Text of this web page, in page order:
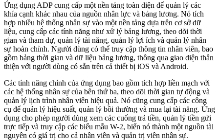
Ứng dụng ADP cung cấp một nền tảng toàn diện để quản lý các
khía cạnh khác nhau của nguồn nhân lực và bảng lương. Nó tích
hợp nhiều hệ thống nhân sự vào một nền tảng dựa trên cơ sở dữ
liệu, cung cấp các tính năng như xử lý bảng lương, theo dõi thời
gian và tham dự, quản lý tài năng, quản lý lợi ích và quản lý nhân
sự hoàn chỉnh. Người dùng có thể truy cập thông tin nhân viên, bao
gồm bảng thời gian và dữ liệu bảng lương, thông qua giao diện thân
thiện với người dùng có sẵn trên cả thiết bị iOS và Android.
Các tính năng chính của ứng dụng bao gồm tích hợp liền mạch với
các hệ thống nhân sự của bên thứ ba, theo dõi thời gian tự động và
quản lý lịch trình nhân viên hiệu quả. Nó cũng cung cấp các công
cụ để quản lý hiệu suất, quản lý bồi thường và mua lại tài năng. Ứng
dụng cho phép người dùng xem các cuống trả tiền, quản lý tiền gửi
trực tiếp và truy cập các biểu mẫu W-2, biến nó thành một nguồn tài
nguyên có giá trị cho cả nhân viên và quản trị viên nhân sự.